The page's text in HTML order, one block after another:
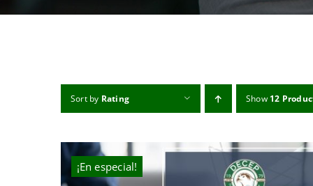
Sort by Rating Show 12
¡En especial!